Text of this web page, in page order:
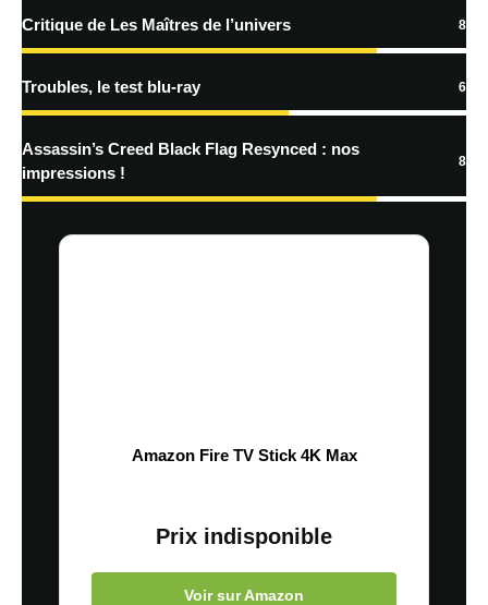
Critique de Les Maîtres de l’univers 8
Troubles, le test blu-ray 6
Assassin’s Creed Black Flag Resynced : nos
impressions !
8
Amazon Fire TV Stick 4K Max
Prix indisponible
Voir sur Amazon